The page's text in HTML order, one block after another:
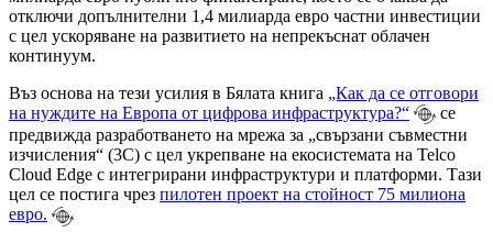
отключи допълнителни 1,4 милиарда евро частни инвестиции
с цел ускоряване на развитието на непрекъснат облачен
континуум.
Въз основа на тези усилия в Бялата книга „Как да се отговори
на нуждите на Европа от цифрова инфраструктура?“
се
предвижда разработването на мрежа за „свързани съвместни
изчисления“ (3C) с цел укрепване на екосистемата на Telco
Cloud Edge с интегрирани инфраструктури и платформи. Тази
цел се постига чрез пилотен проект на стойност 75 милиона
евро.